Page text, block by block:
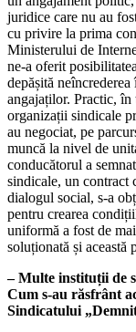
juridice care nu au
cu privi­re la prima
Ministerului de
ne-a oferit
depășită
angajaților. Practic,
organizații sindicale
au negociat, pe
muncă la nivel de
conducătorul a
sindicale, un contract
dialogul social, s-a
pentru crearea
uniformă a fost de
soluționată și această
– Multe instituții de
Cum s-au răsfrânt
Sindicatului